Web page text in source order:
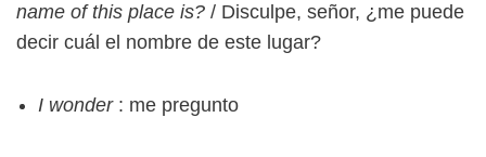
name of this place is? / Disculpe, señor, ¿me puede
decir cuál el nombre de este lugar?
I wonder: me pregunto